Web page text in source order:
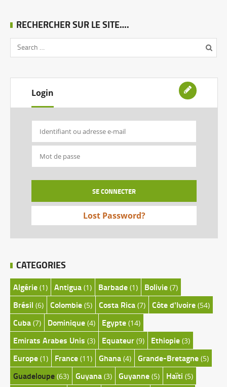
RECHERCHER SUR LE SITE….
Login
Lost Password?
CATEGORIES
Algérie (1) Antigua (1) Barbade (1) Bolivie (7)
Brésil (6) Colombie (5) Costa Rica (7) Côte d'Ivoire (54)
Cuba (7) Dominique (4) Egypte (14)
Emirats Arabes Unis (3) Equateur (9) Ethiopie (3)
Europe (1) France (11) Ghana (4) Grande-Bretagne (5)
Guadeloupe (63) Guyana (3) Guyanne (5) Haïti (5)